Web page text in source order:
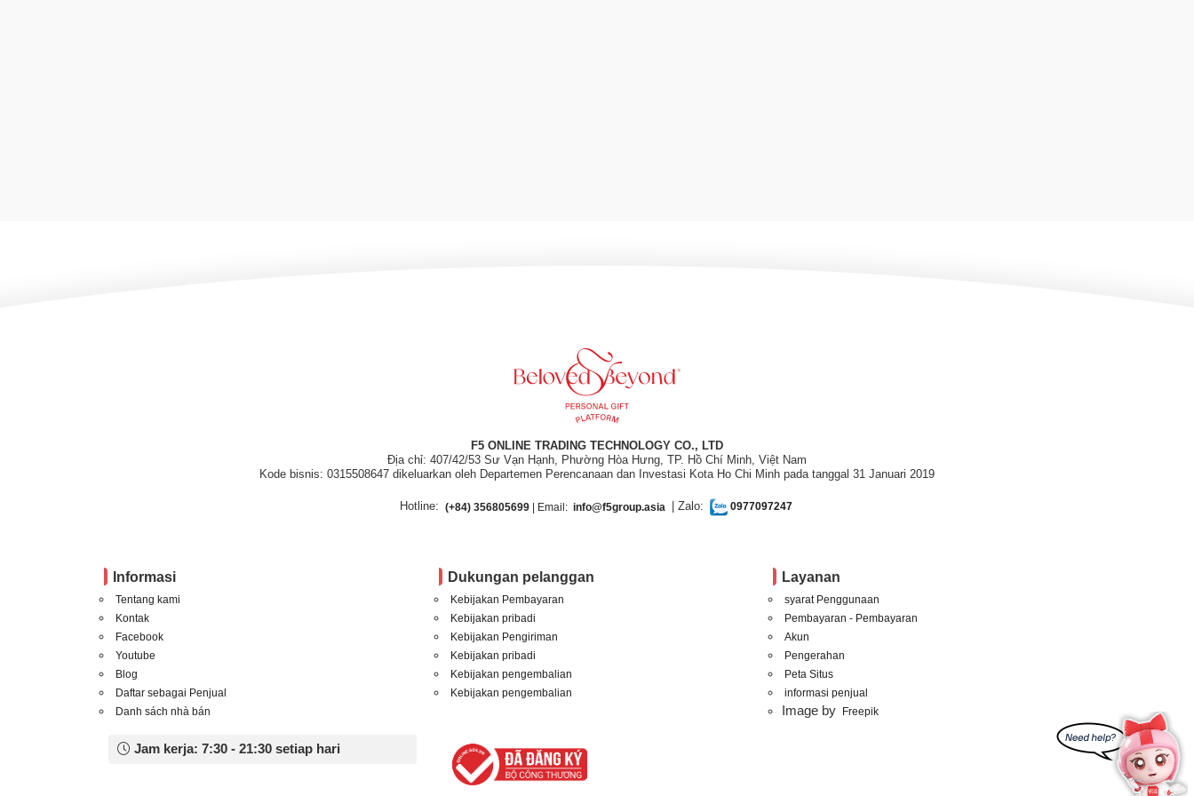
F5 ONLINE TRADING TECHNOLOGY CO., LTD
Địa chỉ: 407/42/53 Sư Vạn Hạnh, Phường Hòa Hưng, TP. Hồ Chí Minh, Việt Nam
Kode bisnis: 0315508647 dikeluarkan oleh Departemen Perencanaan dan Investasi Kota Ho Chi Minh pada tanggal 31 Januari 2019
Hotline: (+84) 356805699| Email: info@f5group.asia | Zalo: 0977097247
Informasi
Tentang kami
Kontak
Facebook
Youtube
Blog
Daftar sebagai Penjual
Danh sách nhà bán
Dukungan pelanggan
Kebijakan Pembayaran
Kebijakan pribadi
Kebijakan Pengiriman
Kebijakan pribadi
Kebijakan pengembalian
Kebijakan pengembalian
Layanan
syarat Penggunaan
Pembayaran - Pembayaran
Akun
Pengerahan
Peta Situs
informasi penjual
Image by Freepik
Jam kerja: 7:30 - 21:30 setiap hari